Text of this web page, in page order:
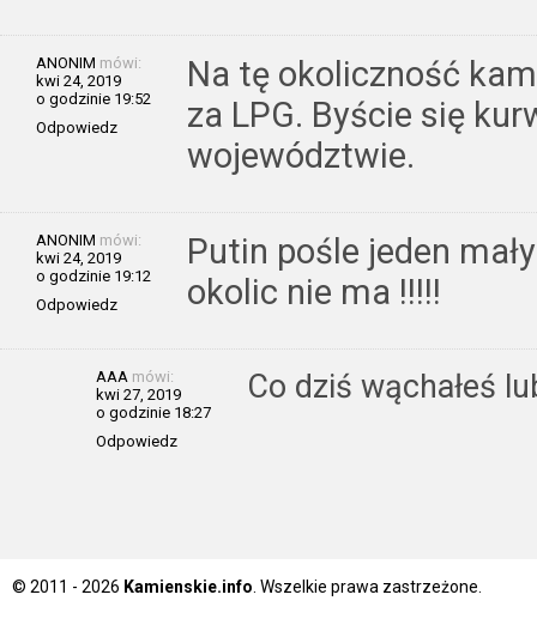
ANONIM mówi:
kwi 24, 2019
o godzinie 19:52
Odpowiedz
Na tę okoliczność
za LPG. Byście się
województwie.
ANONIM mówi:
kwi 24, 2019
o godzinie 19:12
Odpowiedz
Putin pośle jeden
okolic nie ma !!!!!
AAA mówi:
kwi 27, 2019
o godzinie 18:27
Odpowiedz
Co dziś wąchałeś
© 2011 - 2026 Kamienskie.info . Wszelkie prawa zastrzeżone.